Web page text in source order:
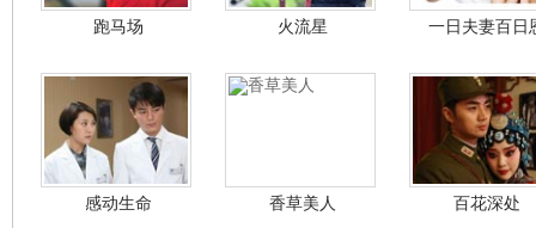
跑马场 火流星 一日夫妻百日
感动生命 香草美人 百花深处